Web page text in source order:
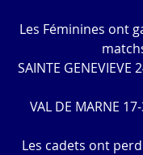
Les Féminines ont
SAINTE GENEVIEVE
VAL DE MARNE
Les cadets ont